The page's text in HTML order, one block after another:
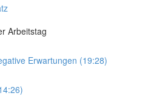
Arbeitstag
Erwartungen (19:28)